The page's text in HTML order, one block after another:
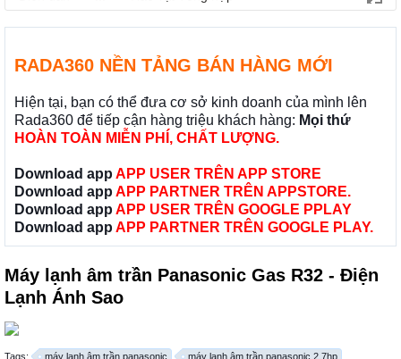
RADA360 NỀN TẢNG BÁN HÀNG MỚI
Hiện tại, bạn có thể đưa cơ sở kinh doanh của mình lên
Rada360 để tiếp cận hàng triệu khách hàng: Mọi thứ
HOÀN TOÀN MIỄN PHÍ, CHẤT LƯỢNG.
Download app APP USER TRÊN APP STORE
Download app APP PARTNER TRÊN APPSTORE.
Download app APP USER TRÊN GOOGLE PPLAY
Download app APP PARTNER TRÊN GOOGLE PLAY.
Máy lạnh âm trần Panasonic Gas R32 - Điện
Lạnh Ánh Sao
Tags: máy lạnh âm trần panasonic
máy lạnh âm trần panasonic 2.7hp